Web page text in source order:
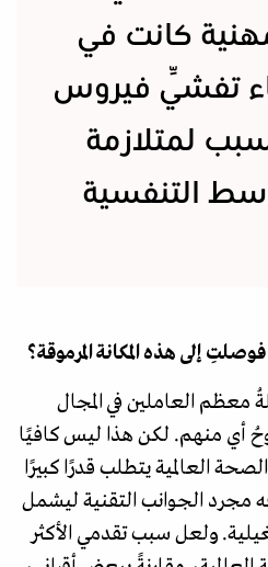
كانت في
أثناء تفشِّي فيروس
لمتلازمة
التنفسية
إلى هذه المكانة المرموقة؟
معظم العاملين في المجال
أي منهم. لكن هذا ليس كافيًا
العالمية يتطلب قدرًا كبيرًا
مجرد الجوانب التقنية ليشمل
ولعل سبب تقدمي الأكثر